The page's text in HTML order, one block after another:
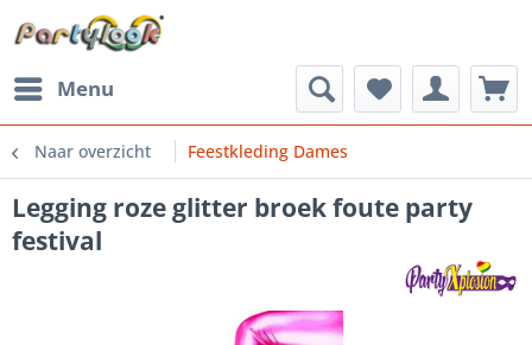
Menu
Naar overzicht Feestkleding Dames
Legging roze glitter broek foute party
festival